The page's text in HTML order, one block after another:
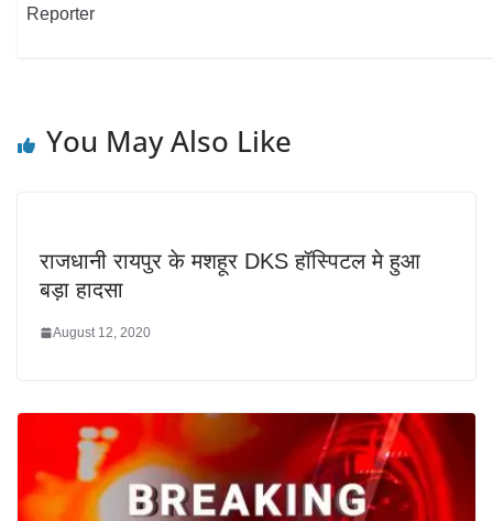
Reporter
You May Also Like
राजधानी रायपुर के मशहूर DKS हॉस्पिटल मे हुआ
बड़ा हादसा
August 12, 2020